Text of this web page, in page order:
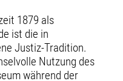
1879 als
ist die in
Justiz-Tradition.
Nutzung des
während der